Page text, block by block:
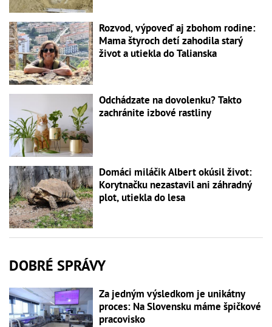
Rozvod, výpoveď aj zbohom rodine:
Mama štyroch detí zahodila starý
život a utiekla do Talianska
Odchádzate na dovolenku? Takto
zachránite izbové rastliny
Domáci miláčik Albert okúsil život:
Korytnačku nezastavil ani záhradný
plot, utiekla do lesa
DOBRÉ SPRÁVY
Za jedným výsledkom je unikátny
proces: Na Slovensku máme špičkové
pracovisko